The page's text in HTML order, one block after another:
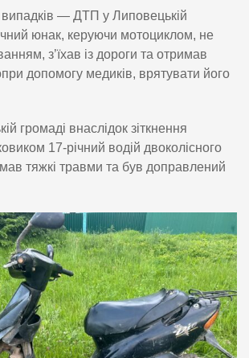
випадків — ДТП у Липовецькій
юнак, керуючи мотоциклом, не
з’їхав із дороги та отримав
допомогу медиків, врятувати його
громаді внаслідок зіткнення
17-річний водій двоколісного
тяжкі травми та був доправлений